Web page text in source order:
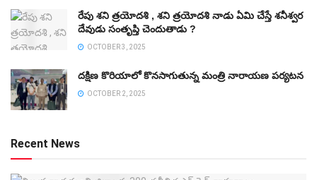
రేపు శని త్రయోదశి , శని త్రయోదశి నాడు ఏమి చేస్తే శనీశ్వర
దేవుడు సంతృప్తి చెందుతాడు ?
OCTOBER 3, 2025
దక్షిణ కొరియాలో కొనసాగుతున్న మంత్రి నారాయణ పర్యటన
OCTOBER 2, 2025
Recent News